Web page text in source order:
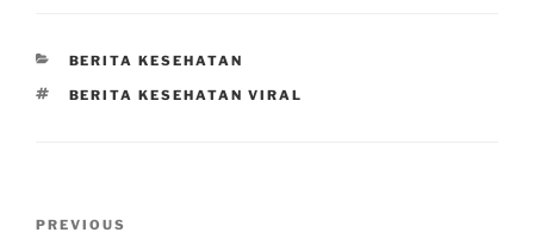
CATEGORIES
BERITA KESEHATAN
TAGS
BERITA KESEHATAN VIRAL
Previous
PREVIOUS